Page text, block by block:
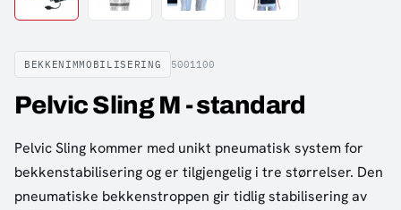
BEKKENIMMOBILISERING 5001100
Pelvic Sling M - standard
Pelvic Sling kommer med unikt pneumatisk system for
bekkenstabilisering og er tilgjengelig i tre størrelser. Den
pneumatiske bekkenstroppen gir tidlig stabilisering av